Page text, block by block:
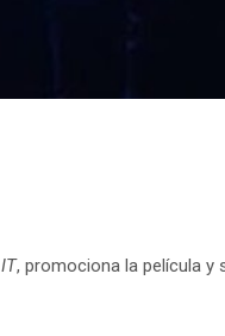
IT, promociona la película y